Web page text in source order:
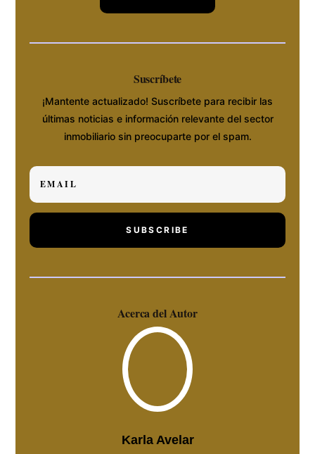
Suscríbete
¡Mantente actualizado! Suscríbete para recibir las
últimas noticias e información relevante del sector
inmobiliario sin preocuparte por el spam.
SUBSCRIBE
Acerca del Autor
Karla Avelar